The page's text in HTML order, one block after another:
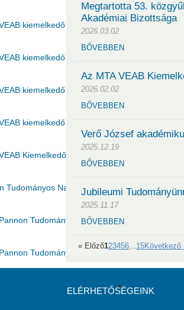
kiemelkedő ifjú kutatója 2017 VEAB
kiemelkedő ifjú kutatója 2019
kiemelkedő ifjú kutatója 2021
kiemelkedő ifjú kutatója 2023
Kiemelkedő Ifjú Kutatója 2025
Tudományos Nap
Pannon Tudományos Nap 2016
Pannon Tudományos Nap 2018 Pannon
Pannon Tudományos Nap 2021
Megtartotta 53.
Akadémiai Bizottsága
2026.03.02
BŐVEBBEN
Az MTA VEAB
2026.02.02
BŐVEBBEN
Verő József
2025.12.19
BŐVEBBEN
Jubileumi
2025.11.17
BŐVEBBEN
« Előző123456...15Következő
ELÉRHETŐSÉGEINK